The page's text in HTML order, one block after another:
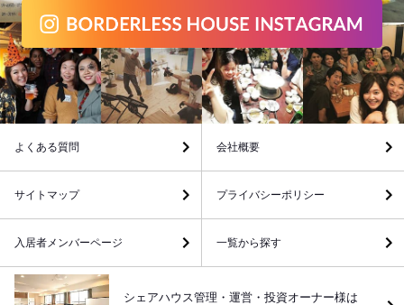
よくある質問 会社概要
サイトマップ プライバシーポリシー
入居者メンバーページ 一覧から探す
シェアハウス管理・運営・投資オーナー様は